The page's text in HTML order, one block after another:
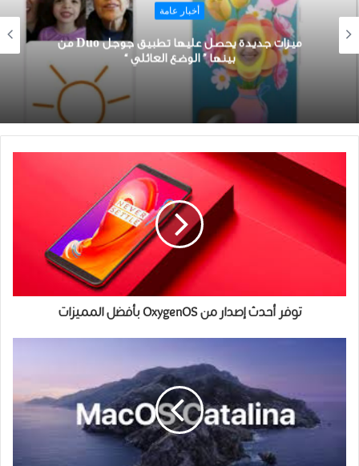
أخبار عامة
ميزات جديدة يحصل عليها تطبيق ﺟﻮﺟﻞ Duo من
بينها ” ﺍﻟﻮﺿﻊ ﺍﻟﻌﺎﺋﻠﻲ “
توفر أحدث إصدار من OxygenOS بأفضل المميزات